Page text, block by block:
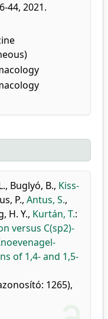
44, 2021.
, Buglyó, B., Kiss-
P., Antus, S.,
H. Y., Kurtán, T.:
versus C(sp2)-
of 1,4- and 1,5-
1265),